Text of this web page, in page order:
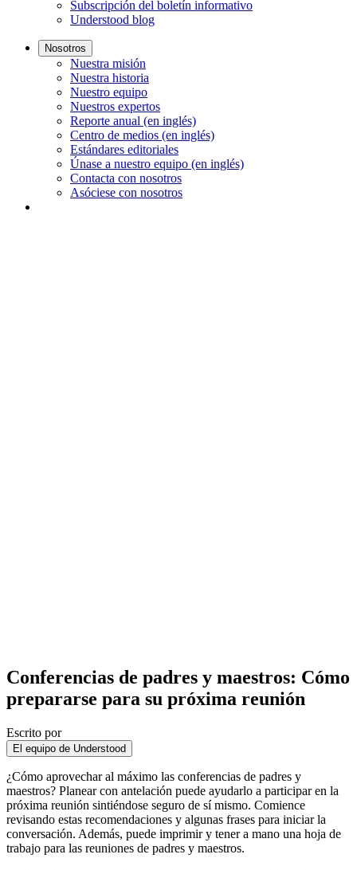
Subscripción del boletín informativo
Understood blog
Nosotros
Nuestra misión
Nuestra historia
Nuestro equipo
Nuestros expertos
Reporte anual (en inglés)
Centro de medios (en inglés)
Estándares editoriales
Únase a nuestro equipo (en inglés)
Contacta con nosotros
Asóciese con nosotros
Conferencias de padres y maestros: Cómo
prepararse para su próxima reunión
Escrito por
El equipo de Understood
¿Cómo aprovechar al máximo las conferencias de padres y
maestros? Planear con antelación puede ayudarlo a participar en la
próxima reunión sintiéndose seguro de sí mismo. Comience
revisando estas recomendaciones y algunas frases para iniciar la
conversación. Además, puede imprimir y tener a mano una hoja de
trabajo para las reuniones de padres y maestros.